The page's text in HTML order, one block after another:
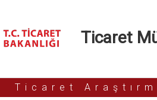
Ticaret
Ticaret